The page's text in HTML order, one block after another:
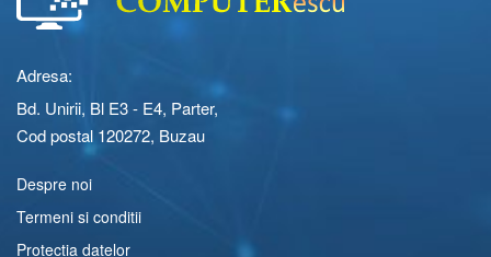
Adresa:
Bd. Unirii, Bl E3 - E4, Parter,
Cod postal 120272, Buzau
Despre noi
Termeni si conditii
Protectia datelor